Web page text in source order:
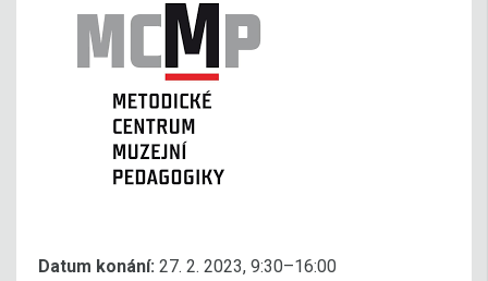
Datum konání: 27. 2. 2023, 9:30–16:00